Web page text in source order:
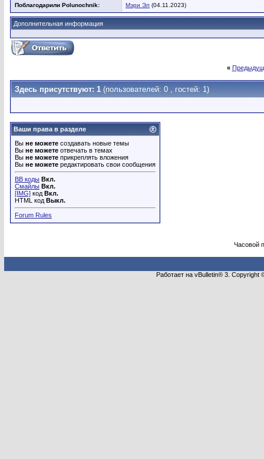
Поблагодарили Polunochnik: Мэри Эл (04.11.2023)
Дополнительная информация
«
Здесь присутствуют: 1 (пользователей: 0 , гостей: 1)
Ваши права в разделе
Вы не можете создавать новые темы
Вы не можете отвечать в темах
Вы не можете прикреплять вложения
Вы не можете редактировать свои сообщения
BB коды Вкл.
Смайлы Вкл.
[IMG] код Вкл.
HTML код Выкл.
Forum Rules
Часовой
Работает на vBulletin® 3.